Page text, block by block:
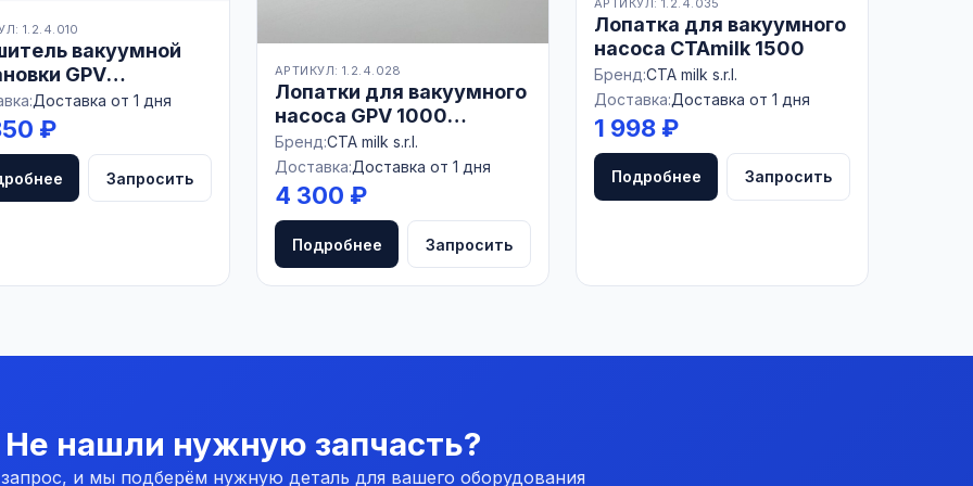
1.2.4.010
вакуумной
GPV
2200,
Доставка от 1 дня
₽
Запросить
АРТИКУЛ: 1.2.4.028
Лопатки для вакуумного
насоса GPV 1000
CTAmilk
Бренд:CTA milk s.r.l.
Доставка:Доставка от 1 дня
4 300 ₽
Подробнее Запросить
Лопатка для вакуумного
насоса CTAmilk 1500
Бренд:CTA milk s.r.l.
Доставка:Доставка от 1 дня
1 998 ₽
Подробнее Запросить
Не нашли нужную запчасть?
и мы подберём нужную деталь для вашего оборудования